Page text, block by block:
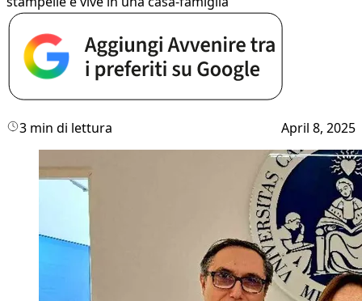
3 min di lettura April 8, 2025